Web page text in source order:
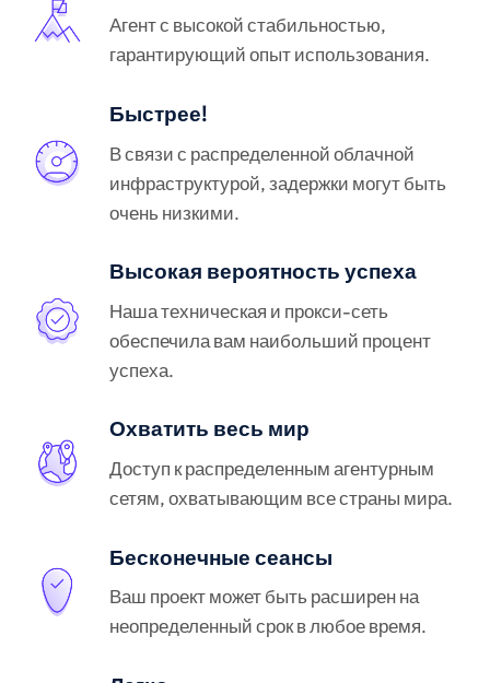
Агент с высокой стабильностью,
гарантирующий опыт использования.
Быстрее!
В связи с распределенной облачной
инфраструктурой, задержки могут быть
очень низкими.
Высокая вероятность успеха
Наша техническая и прокси-сеть
обеспечила вам наибольший процент
успеха.
Охватить весь мир
Доступ к распределенным агентурным
сетям, охватывающим все страны мира.
Бесконечные сеансы
Ваш проект может быть расширен на
неопределенный срок в любое время.